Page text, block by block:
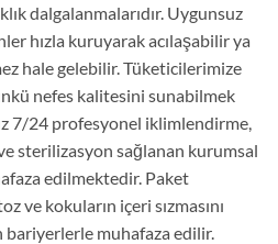
dalgalanmalarıdır. Uygunsuz
hızla kuruyarak acılaşabilir ya
hale gelebilir. Tüketicilerimize
nefes kalitesini sunabilmek
7/24 profesyonel iklimlendirme,
sterilizasyon sağlanan kurumsal
edilmektedir. Paket
ve kokuların içeri sızmasını
muhafaza edilir.